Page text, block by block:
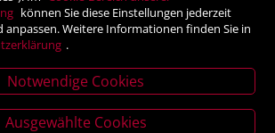
können Sie diese Einstellungen jederzeit
anpassen. Weitere Informationen finden Sie in
.
Notwendige Cookies
Ausgewählte Cookies